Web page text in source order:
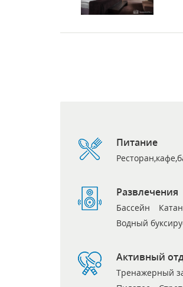
Питание
Развлечения
Бассейн
Водный
Активный
Тренажерный